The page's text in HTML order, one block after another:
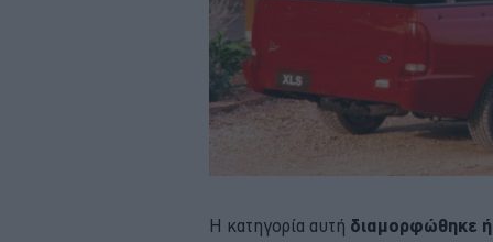
Η κατηγορία αυτή διαμορφώθηκε